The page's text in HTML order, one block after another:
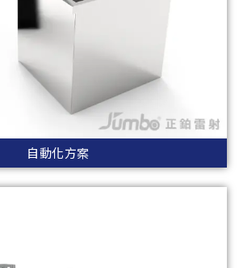
自動化方案